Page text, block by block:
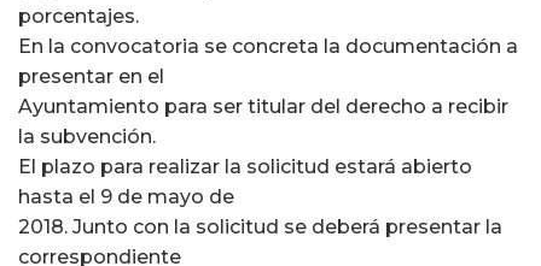
porcentajes.
En la convocatoria se concreta la documentación a
presentar en el
Ayuntamiento para ser titular del derecho a recibir
la subvención.
El plazo para realizar la solicitud estará abierto
hasta el 9 de mayo de
2018. Junto con la solicitud se deberá presentar la
correspondiente